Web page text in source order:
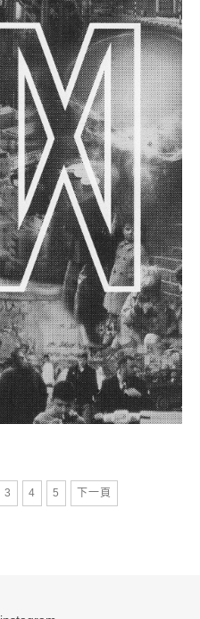
第
3 第
4頁 第
5 下一頁